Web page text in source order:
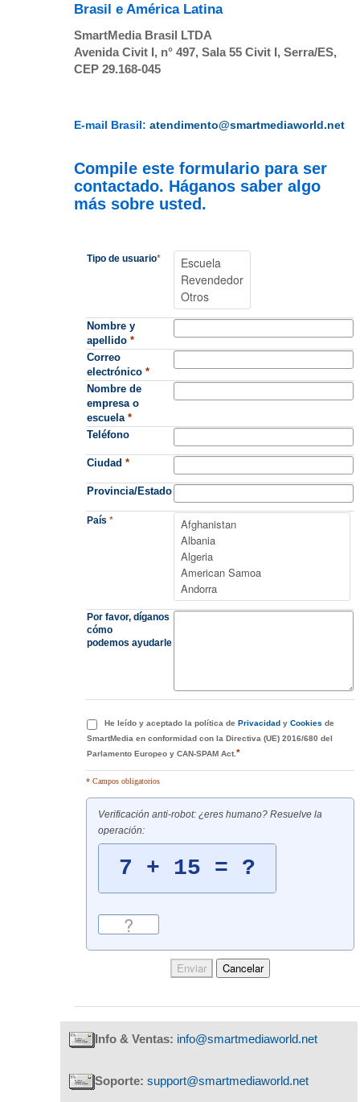
Brasil e América Latina
SmartMedia Brasil LTDA
Avenida Civit I, n° 497, Sala 55 Civit I, Serra/ES,
CEP 29.168-045
E-mail Brasil: atendimento@smartmediaworld.net
Compile este formulario para ser
contactado. Háganos saber algo
más sobre usted.
Tipo de usuario*
Nombre y
apellido *
Correo
electrónico*
Nombre de
empresa o
escuela*
Teléfono
Ciudad*
Provincia/Estado
País*
Por favor, díganos
cómo
podemos ayudarle
He leído y aceptado la política dePrivacidad yCookies de
SmartMedia en conformidad con la Directiva (UE) 2016/680 del
Parlamento Europeo y CAN-SPAM Act.*
* Campos obligatorios
Verificación anti-robot: ¿eres humano? Resuelve la
operación:
Info & Ventas: info@smartmediaworld.net
Soporte: support@smartmediaworld.net